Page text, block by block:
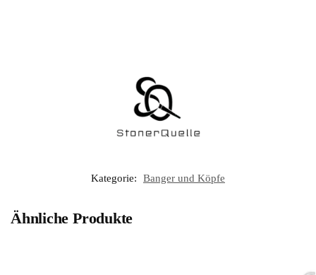
Kategorie: Banger und Köpfe
Ähnliche Produkte